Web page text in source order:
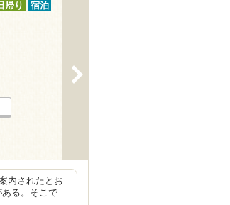
帰り 宿泊
内されたとお
る。そこで